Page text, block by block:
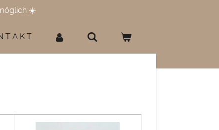
☀️
T A K T